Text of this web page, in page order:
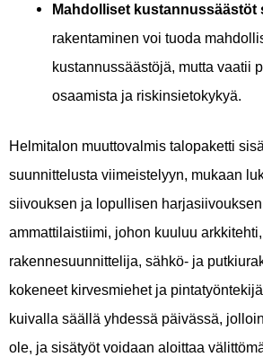
Mahdolliset kustannussäästöt
rakentaminen voi tuoda
kustannussäästöjä, mutta vaatii
osaamista ja riskinsietokykyä.
Helmitalon muuttovalmis talopaketti
suunnittelusta viimeistelyyn, mukaan
siivouksen ja lopullisen
ammattilaistiimi, johon kuuluu arkkitehti,
rakennesuunnittelija, sähkö- ja
kokeneet kirvesmiehet ja
kuivalla säällä yhdessä päivässä,
ole, ja sisätyöt voidaan aloittaa